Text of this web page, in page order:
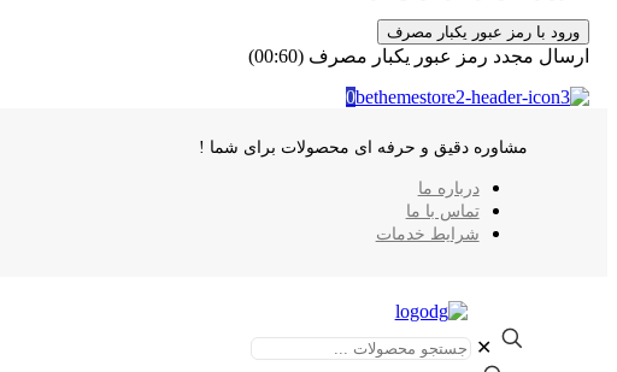
ورود با رمز عبور یکبار مصرف
ارسال مجدد رمز عبور یکبار مصرف (00:
60
)
0
مشاوره دقیق و حرفه ای محصولات برای شما !
درباره ما
تماس با ما
شرایط خدمات
✕